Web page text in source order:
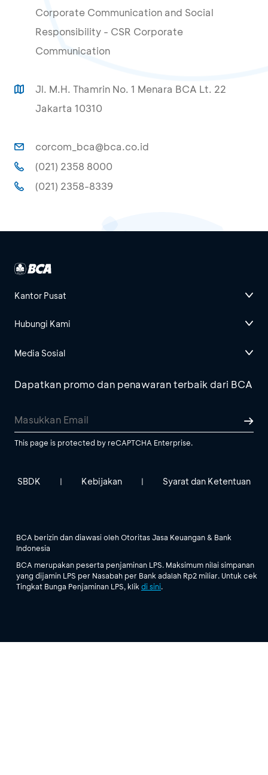
Corporate Communication and Social
Responsibility - CSR Corporate
Communication
Jl. M.H. Thamrin No. 1 Menara BCA Lt. 22
Jakarta 10310
corcom_bca@bca.co.id
(021) 2358 8000
(021) 2358-8339
Kantor Pusat
Hubungi Kami
Media Sosial
Dapatkan promo dan penawaran terbaik dari BCA
This page is protected by reCAPTCHA Enterprise.
SBDK | Kebijakan | Syarat dan Ketentuan
BCA berizin dan diawasi oleh Otoritas Jasa Keuangan & Bank
Indonesia
BCA merupakan peserta penjaminan LPS. Maksimum nilai simpanan
yang dijamin LPS per Nasabah per Bank adalah Rp2 miliar. Untuk cek
Tingkat Bunga Penjaminan LPS, klik di sini.